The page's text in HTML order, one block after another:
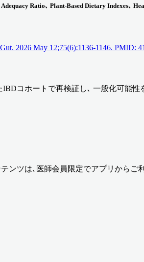
Ratio､ Plant-Based Dietary Indexes､
2026 May 12;75(6):1136-1146. PMID:
コホートで再検証し､ 一般化可能性
ンツは､医師会員限定でアプリからご